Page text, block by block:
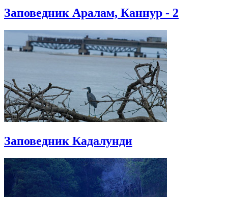
Заповедник Аралам, Каннур - 2
Заповедник Кадалунди